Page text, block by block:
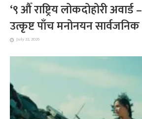
‘९ औँ राष्ट्रिय लोकदोहोरी
उत्कृष्ट पाँच मनोनयन सार्वजनिक
July 22, 2026